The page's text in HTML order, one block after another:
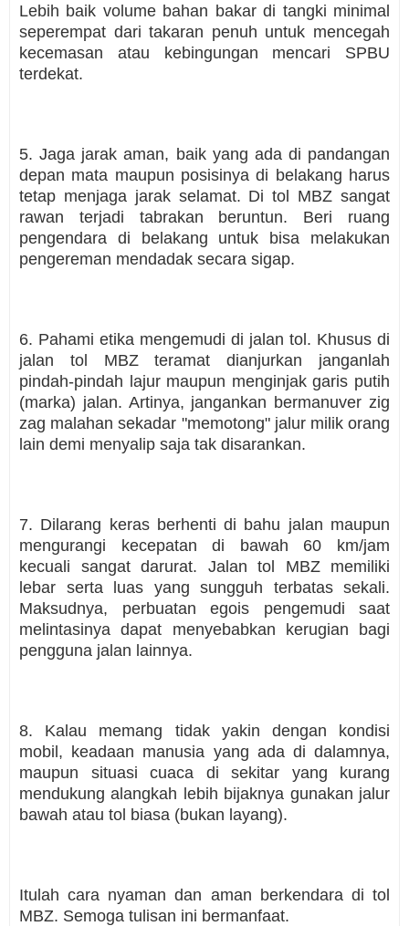
Lebih baik volume bahan bakar di tangki minimal
seperempat dari takaran penuh untuk mencegah
kecemasan atau kebingungan mencari SPBU
terdekat.
5. Jaga jarak aman, baik yang ada di pandangan
depan mata maupun posisinya di belakang harus
tetap menjaga jarak selamat. Di tol MBZ sangat
rawan terjadi tabrakan beruntun. Beri ruang
pengendara di belakang untuk bisa melakukan
pengereman mendadak secara sigap.
6. Pahami etika mengemudi di jalan tol. Khusus di
jalan tol MBZ teramat dianjurkan janganlah
pindah-pindah lajur maupun menginjak garis putih
(marka) jalan. Artinya, jangankan bermanuver zig
zag malahan sekadar "memotong" jalur milik orang
lain demi menyalip saja tak disarankan.
7. Dilarang keras berhenti di bahu jalan maupun
mengurangi kecepatan di bawah 60 km/jam
kecuali sangat darurat. Jalan tol MBZ memiliki
lebar serta luas yang sungguh terbatas sekali.
Maksudnya, perbuatan egois pengemudi saat
melintasinya dapat menyebabkan kerugian bagi
pengguna jalan lainnya.
8. Kalau memang tidak yakin dengan kondisi
mobil, keadaan manusia yang ada di dalamnya,
maupun situasi cuaca di sekitar yang kurang
mendukung alangkah lebih bijaknya gunakan jalur
bawah atau tol biasa (bukan layang).
Itulah cara nyaman dan aman berkendara di tol
MBZ. Semoga tulisan ini bermanfaat.